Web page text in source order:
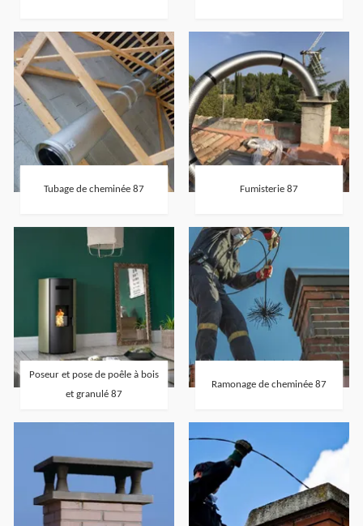
Tubage de cheminée 87 Fumisterie 87
Poseur et pose de poêle à bois
et granulé 87
Ramonage de cheminée 87